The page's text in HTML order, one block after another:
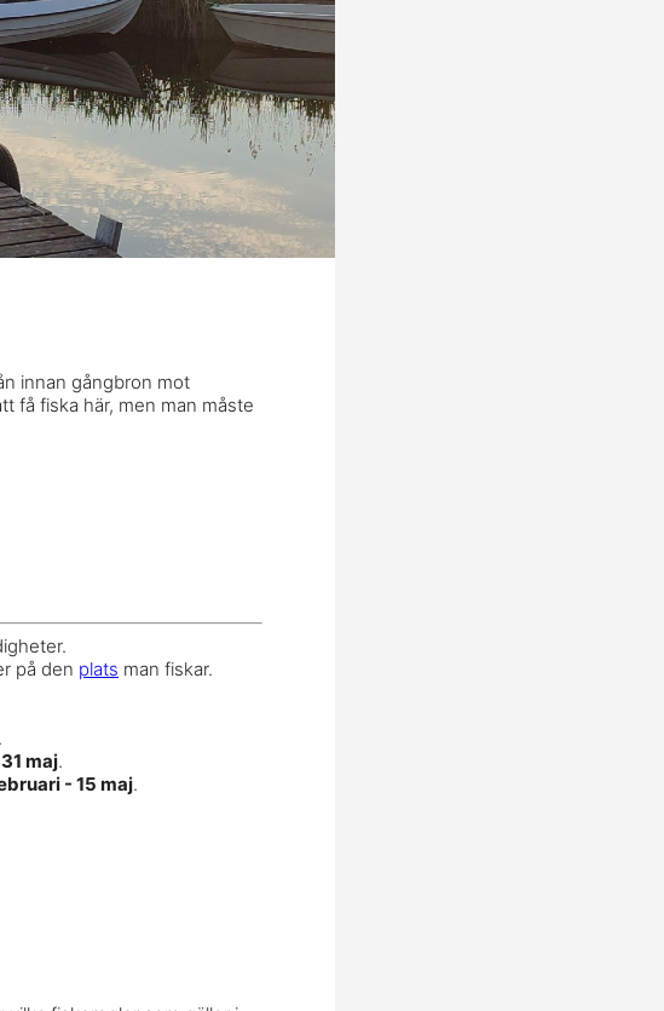
innan gångbron mot
få fiska här, men man måste
på den plats man fiskar.
.
maj.
- 15 maj.